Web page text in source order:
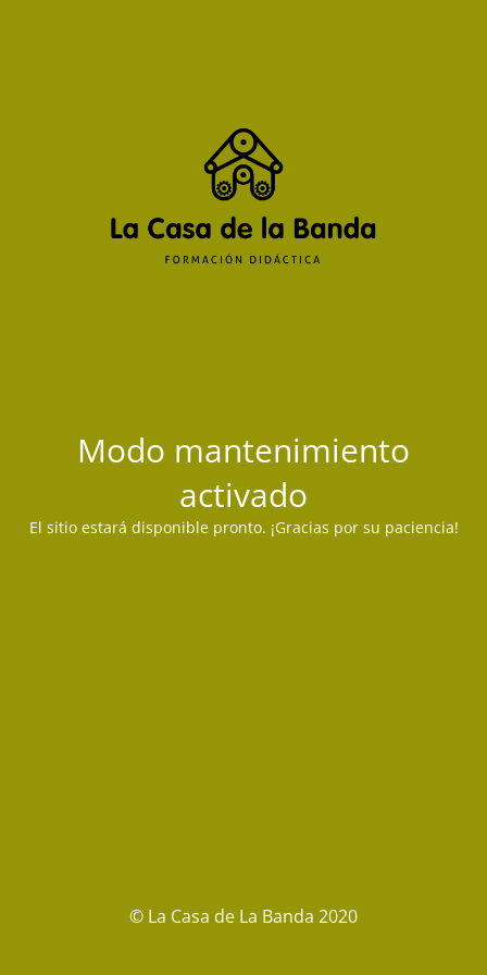
Modo mantenimiento
activado
El sitio estará disponible pronto. ¡Gracias por su paciencia!
© La Casa de La Banda 2020